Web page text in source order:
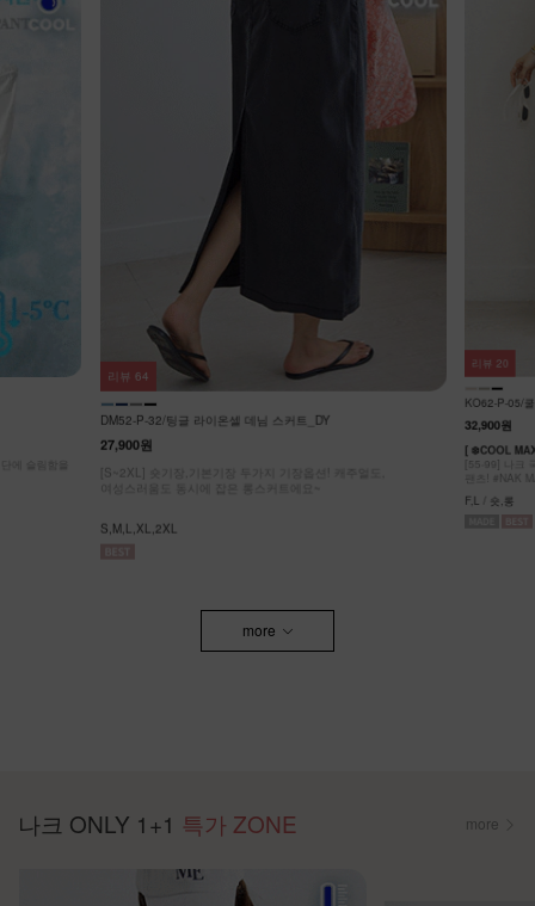
DM52-P-32/팅글 라이온셀 데님 스커트_DY
27,900원
[S~2XL] 숏기장,기본기장 두가지 기장옵션! 캐주얼도,
여성스러움도 동시에 잡은 롱스커트에요~
S,M,L,XL,2XL
리뷰64
KO62-P-05/
32,900원
[ ❄️COOL
[55-99] 나크
팬츠! #NAK
F,L / 숏,롱
리뷰20
more
나크 ONLY 1+1 특가 ZONE more